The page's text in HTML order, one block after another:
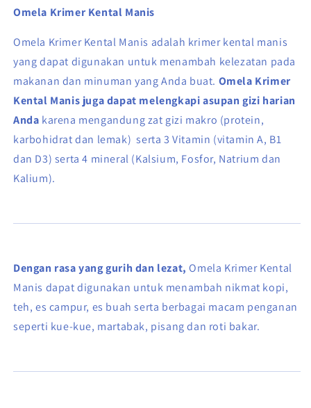
PER
PER
Omela Krimer Kental Manis
Omela Krimer Kental Manis adalah krimer kental manis
yang dapat digunakan untuk menambah kelezatan pada
makanan dan minuman yang Anda buat. Omela Krimer
Kental Manis juga dapat melengkapi asupan gizi harian
Anda karena mengandung zat gizi makro (protein,
karbohidrat dan lemak) serta 3 Vitamin (vitamin A, B1
dan D3) serta 4 mineral (Kalsium, Fosfor, Natrium dan
Kalium).
Dengan rasa yang gurih dan lezat,Omela Krimer Kental
Manis dapat digunakan untuk menambah nikmat kopi,
teh, es campur, es buah serta berbagai macam penganan
seperti kue-kue, martabak, pisang dan roti bakar.